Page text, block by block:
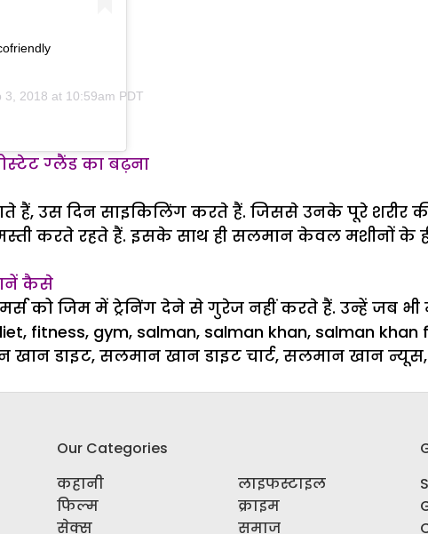
3, 2018 at 10:59am PDT
ग्‍लैंड का बढ़ना
उस दिन साइकिलिंग करते हैं. जिससे उनके पूरे शरीर की
करते रहते हैं. इसके साथ ही सलमान केवल मशीनों के
कैसे
जिम में ट्रेनिंग देने से गुरेज नहीं करते हैं. उन्हें जब भी
, fitness, gym, salman, salman khan, salman khan
खान डाइट, सलमान खान डाइट चार्ट, सलमान खान न्यूस,
Our Categories
कहानी
फिल्म
सेक्स
लाइफस्टाइल
क्राइम
समाज